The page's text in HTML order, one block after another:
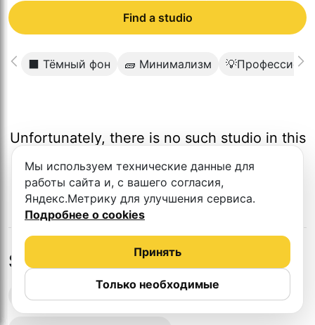
Find a studio
⬛️ Тёмный фон 🧱 Минимализм
Unfortunately, there is no such studio in this
Studios in nearby cities
Podcast recording studios
Мы используем технические данные для
работы сайта и, с вашего согласия,
Яндекс.Метрику для улучшения сервиса.
Подробнее о cookies
Только необходимые
Принять